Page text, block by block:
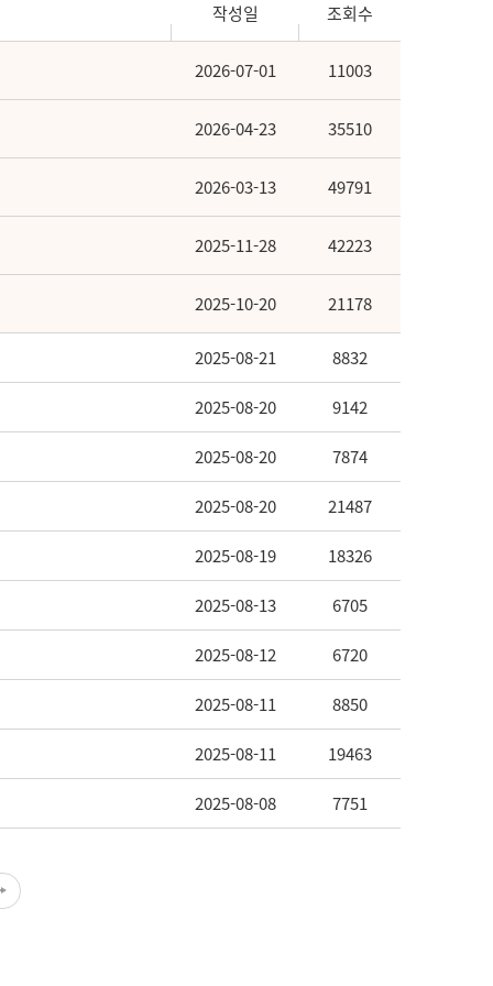
작성일 조회수
2026-07-01 11003
2026-04-23 35510
2026-03-13 49791
2025-11-28 42223
2025-10-20 21178
2025-08-21 8832
2025-08-20 9142
2025-08-20 7874
2025-08-20 21487
2025-08-19 18326
2025-08-13 6705
2025-08-12 6720
2025-08-11 8850
2025-08-11 19463
2025-08-08 7751